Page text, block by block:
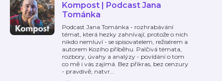
Kompost | Podcast Jana
Tománka
Podcast Jana Tománka - rozhrabávání
témat, která hezky zahnívají, protože o nich
nikdo nemluví - se spisovatelem, režisérem a
autorem Kozího příběhu. Palčivá témata,
rozbory, úvahy a analýzy - povídání o tom
co mě i vás zajímá. Bez příkras, bez cenzury
- pravdivě, natvr…